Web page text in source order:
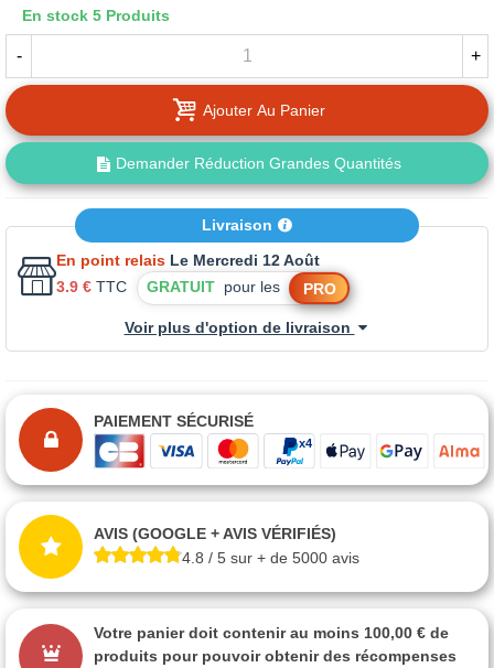
En stock 5 Produits
- +
Ajouter Au Panier
Demander Réduction Grandes Quantités
Livraison
En point relais Le Mercredi 12 Août
3.9 € TTC GRATUIT pour les PRO
Voir plus d'option de livraison
PAIEMENT SÉCURISÉ
AVIS (GOOGLE + AVIS VÉRIFIÉS)
4.8 / 5 sur + de 5000 avis
Votre panier doit contenir au moins 100,00 € de
produits pour pouvoir obtenir des récompenses